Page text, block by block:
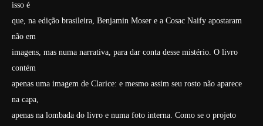
isso é
que, na edição brasileira, Benjamin Moser e a Cosac Naify apostaram
não em
imagens, mas numa narrativa, para dar conta desse mistério. O livro
contém
apenas uma imagem de Clarice: e mesmo assim seu rosto não aparece
na capa,
apenas na lombada do livro e numa foto interna. Como se o projeto